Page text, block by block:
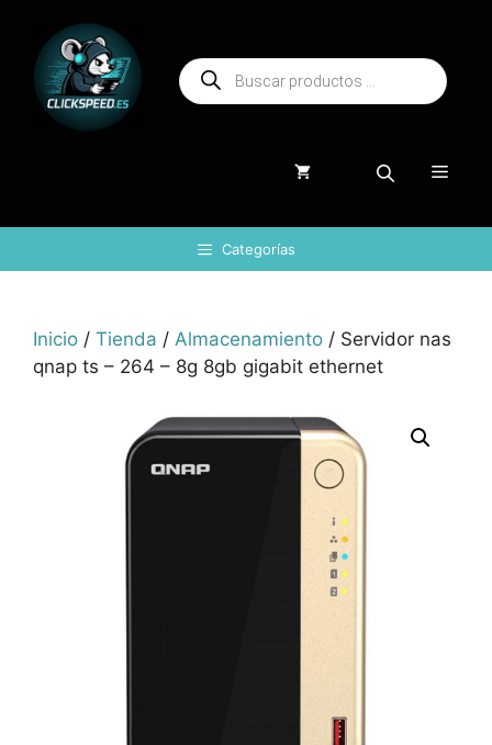
contenido
Búsqueda
de
productos
Menú
Categorías
Inicio / Tienda / Almacenamiento / Servidor nas
qnap ts – 264 – 8g 8gb gigabit ethernet